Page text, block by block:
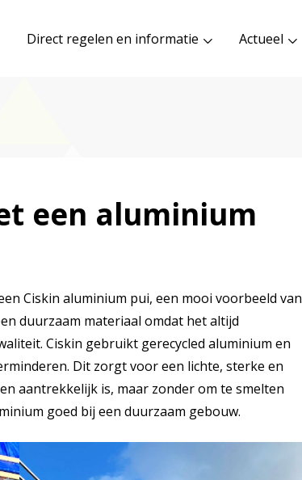
Direct regelen en informatie Actueel
een aluminium
Ciskin aluminium pui, een mooi voorbeeld van
duurzaam materiaal omdat het altijd
Ciskin gebruikt gerecycled aluminium en
Dit zorgt voor een lichte, sterke en
aantrekkelijk is, maar zonder om te smelten
goed bij een duurzaam gebouw.